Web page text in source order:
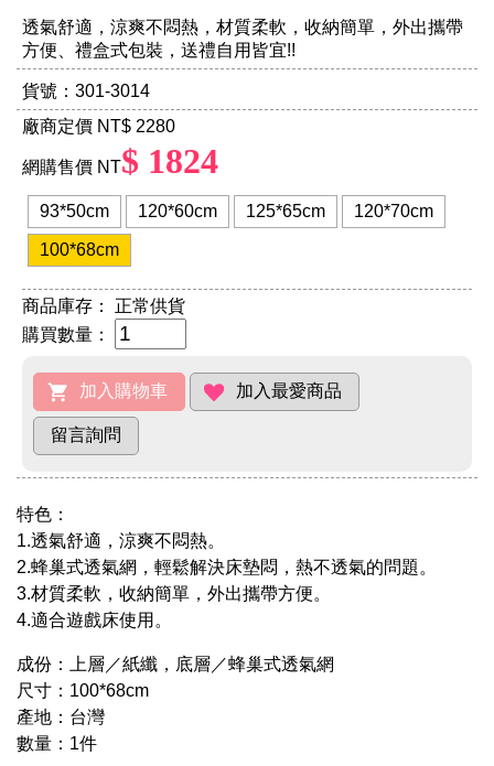
透氣舒適，涼爽不悶熱，材質柔軟，收納簡單，外出攜帶
方便、禮盒式包裝，送禮自用皆宜!!
貨號：301-3014
廠商定價 NT$ 2280
網購售價 NT$ 1824
93*50cm 120*60cm 125*65cm 120*70cm
100*68cm
商品庫存：
正常供貨
購買數量：
特色：
1.透氣舒適，涼爽不悶熱。
2.蜂巢式透氣網，輕鬆解決床墊悶，熱不透氣的問題。
3.材質柔軟，收納簡單，外出攜帶方便。
4.適合遊戲床使用。
成份：上層／紙纖，底層／蜂巢式透氣網
尺寸：100*68cm
產地：台灣
數量：1件